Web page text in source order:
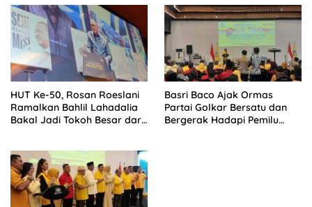
HUT Ke-50, Rosan Roeslani
Ramalkan Bahlil Lahadalia
Bakal Jadi Tokoh Besar dari
Basri Baco Ajak Ormas
Partai Golkar Bersatu dan
Bergerak Hadapi Pemilu